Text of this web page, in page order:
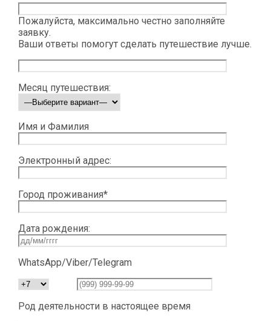
Пожалуйста, максимально честно заполняйте
заявку.
Ваши ответы помогут сделать путешествие лучше.
Месяц путешествия:
Имя и Фамилия
Электронный адрес:
Город проживания*
Дата рождения:
WhatsApp/Viber/Telegram
Род деятельности в настоящее время